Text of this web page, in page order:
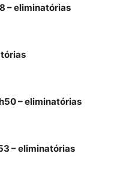
– eliminatórias
– eliminatórias
– eliminatórias